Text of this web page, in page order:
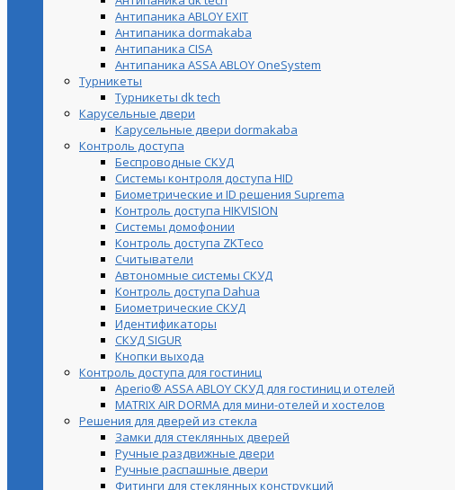
Антипаника ABLOY EXIT
Антипаника dormakaba
Антипаника СISA
Антипаника ASSA ABLOY OneSystem
Турникеты
Турникеты dk tech
Карусельные двери
Карусельные двери dormakaba
Контроль доступа
Беспроводные СКУД
Системы контроля доступа HID
Биометрические и ID решения Suprema
Контроль доступа HIKVISION
Системы домофонии
Контроль доступа ZKTeco
Считыватели
Автономные системы СКУД
Контроль доступа Dahua
Биометрические СКУД
Идентификаторы
СКУД SIGUR
Кнопки выхода
Контроль доступа для гостиниц
Aperio® ASSA ABLOY СКУД для гостиниц и отелей
MATRIX AIR DORMA для мини-отелей и хостелов
Решения для дверей из стекла
Замки для стеклянных дверей
Ручные раздвижные двери
Ручные распашные двери
Фитинги для стеклянных конструкций